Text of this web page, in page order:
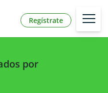
Regístrate
por